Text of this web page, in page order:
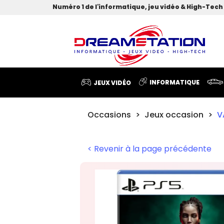
Numéro 1 de l'informatique, jeu vidéo & High-Tech
JEUX VIDÉO INFORMATIQUE
Occasions Jeux occasion
< Revenir à la page précédente